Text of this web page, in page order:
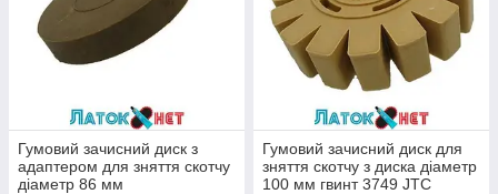
Гумовий зачисний диск з
адаптером для зняття скотчу
діаметр 86 мм
Гумовий зачисний диск для
зняття скотчу з диска діаметр
100 мм гвинт 3749 JTC